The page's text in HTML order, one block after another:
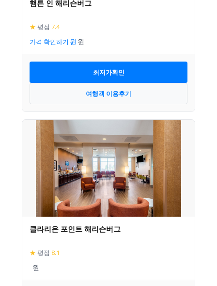
햄튼 인 해리슨버그
★ 평점 7.4
가격 확인하기
최저가확인
여행객 이용후기
클라리온 포인트 해리슨버그
★ 평점 8.1